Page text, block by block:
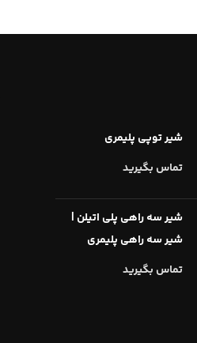
شیر توپی پلیمری
تماس بگیرید
شیر سه راهی پلی اتیلن |
شیر سه راهی پلیمری
تماس بگیرید